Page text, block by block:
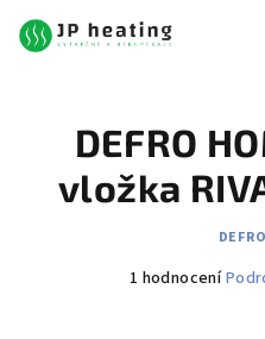
obsah
DEFRO
vložka
Průměrné
1 hodnocení